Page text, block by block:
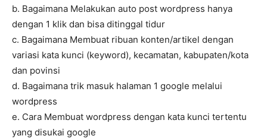
b. Bagaimana Melakukan auto post wordpress hanya
dengan 1 klik dan bisa ditinggal tidur
c. Bagaimana Membuat ribuan konten/artikel dengan
variasi kata kunci (keyword), kecamatan, kabupaten/kota
dan povinsi
d. Bagaimana trik masuk halaman 1 google melalui
wordpress
e. Cara Membuat wordpress dengan kata kunci tertentu
yang disukai google